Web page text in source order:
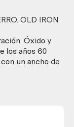
OLD IRON
Óxido y
los años 60
un ancho de